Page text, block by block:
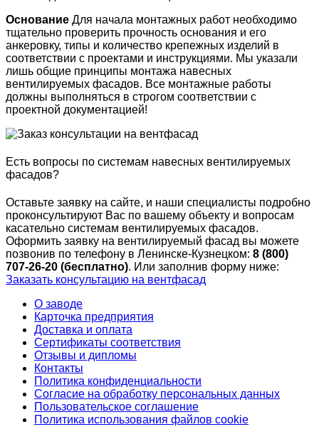
Основание Для начала монтажных работ необходимо
тщательно проверить прочность основания и его
анкеровку, типы и количество крепежных изделий в
соответствии с проектами и инструкциями. Мы указали
лишь общие принципы монтажа навесных
вентилируемых фасадов. Все монтажные работы
должны выполняться в строгом соответствии с
проектной документацией!
Есть вопросы по системам навесных вентилируемых
фасадов?
Оставьте заявку на сайте, и наши специалисты подробно
проконсультируют Вас по вашему объекту и вопросам
касательно системам вентилируемых фасадов.
Оформить заявку на вентилируемый фасад вы можете
позвонив по телефону в Ленинске-Кузнецком: 8 (800)
707-26-20 (бесплатно). Или заполнив форму ниже:
Заказать консультацию на вентфасад
О заводе
Карточка предприятия
Доставка и оплата
Сертификаты соответствия
Отзывы и дипломы
Контакты
Политика конфиденциальности
Согласие на обработку персональных данных
Пользовательское соглашение
Политика использования файлов cookie